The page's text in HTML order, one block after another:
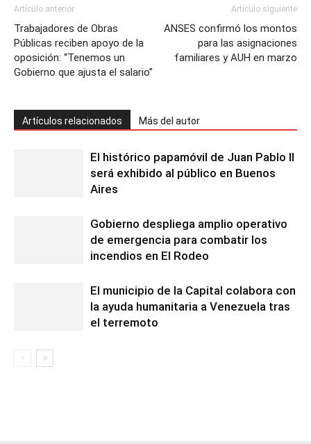
Artículo anterior
Trabajadores de Obras
Públicas reciben apoyo de la
oposición: “Tenemos un
Gobierno que ajusta el salario”
Artículo siguiente
ANSES confirmó los montos
para las asignaciones
familiares y AUH en marzo
Artículos relacionados Más del autor
El histórico papamóvil de Juan Pablo II
será exhibido al público en Buenos
Aires
Gobierno despliega amplio operativo
de emergencia para combatir los
incendios en El Rodeo
El municipio de la Capital colabora con
la ayuda humanitaria a Venezuela tras
el terremoto